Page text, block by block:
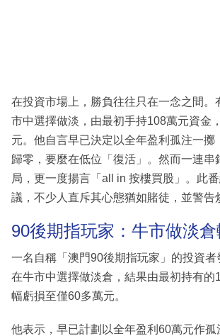
在投資市場上，勝負往往只在一念之間。
市中選擇做淡，由最初手持108萬元資金
元。他自言早已決定以全年盈利孤注一擲
歸零，要麼在低位「復活」。然而一連串
局，更一度揚言「all in 按樓買股」。此
議，不少人直斥其心態猶如賭徒，並警告
90後期指玩家：牛市做淡倉
一名自稱「澳門90後期指玩家」的投資者
在牛市中選擇做淡倉，結果由最初持有的
幅虧損至僅60多萬元。
他表示，早已計劃以全年盈利60萬元作孤